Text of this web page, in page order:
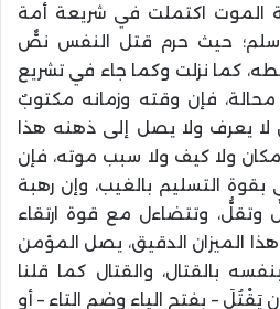
الموت اكتملت في شريعة أمة
حيث حرم قتل النفس نصٌّ
كما نزلت وكما جاء في تشريع
فإن وقته وزمانه مكتوبٌ
لا يعرف ولا يصل إلى ذهنه هذا
مكان ولا كيف ولا سبب موته، فإن
بقوة التسليم بالغيب، وإن رهبة
وتتضاءل مع قوة ارتقاء
الميزان الدقيق، يصل المؤمن
بالقتال، والقتال كما قلنا
يَقْتُلَ – بفتح الياء وضم التاء – أو